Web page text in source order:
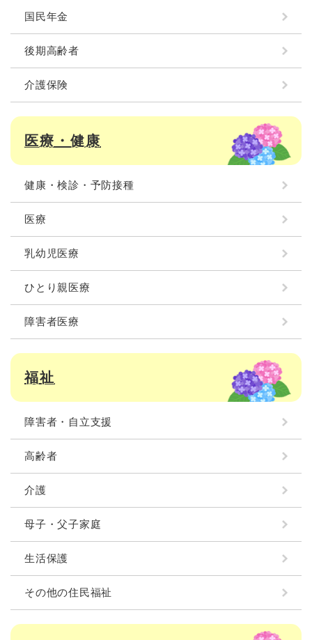
国民年金
後期高齢者
介護保険
医療・健康
健康・検診・予防接種
医療
乳幼児医療
ひとり親医療
障害者医療
福祉
障害者・自立支援
高齢者
介護
母子・父子家庭
生活保護
その他の住民福祉